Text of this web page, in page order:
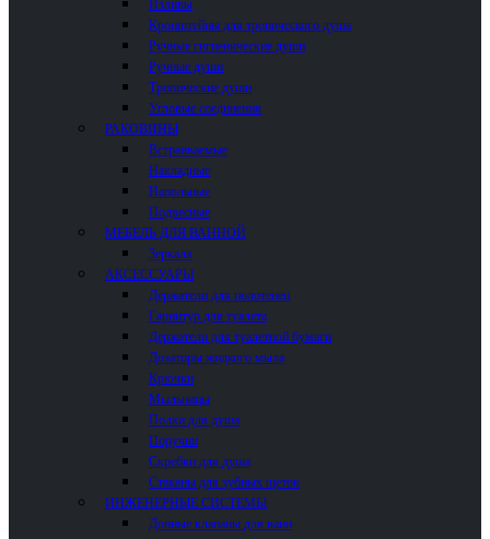
Изливы
Кронштейны для тропического душа
Ручные гигиенические души
Ручные души
Тропические души
Угловые соединения
РАКОВИНЫ
Встраиваемые
Накладные
Напольные
Подвесные
МЕБЕЛЬ ДЛЯ ВАННОЙ
Зеркала
АКСЕССУАРЫ
Держатели для полотенец
Гарнитур для туалета
Держатели для туалетной бумаги
Дозаторы жидкого мыла
Крючки
Мыльницы
Полки для душа
Поручни
Скребки для душа
Стаканы для зубных щеток
ИНЖЕНЕРНЫЕ СИСТЕМЫ
Донные клапаны для ванн